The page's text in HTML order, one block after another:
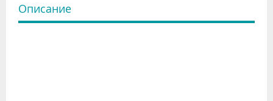
Описание